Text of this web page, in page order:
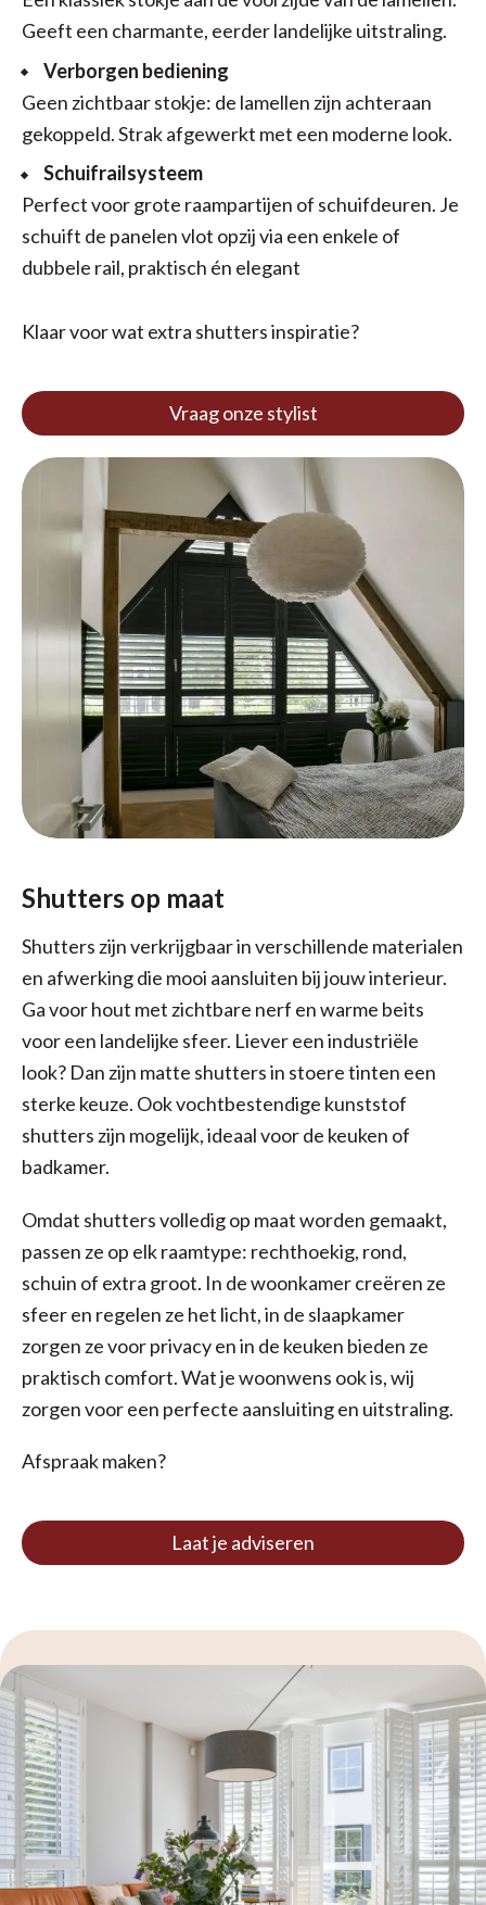
Geeft een charmante, eerder landelijke uitstraling.
Verborgen bediening
Geen zichtbaar stokje: de lamellen zijn achteraan
gekoppeld. Strak afgewerkt met een moderne look.
Schuifrailsysteem
Perfect voor grote raampartijen of schuifdeuren. Je
schuift de panelen vlot opzij via een enkele of
dubbele rail, praktisch én elegant
Klaar voor wat extra shutters inspiratie?
Vraag onze stylist
Shutters op maat
Shutters zijn verkrijgbaar in verschillende materialen
en afwerking die mooi aansluiten bij jouw interieur.
Ga voor hout met zichtbare nerf en warme beits
voor een landelijke sfeer. Liever een industriële
look? Dan zijn matte shutters in stoere tinten een
sterke keuze. Ook vochtbestendige kunststof
shutters zijn mogelijk, ideaal voor de keuken of
badkamer.
Omdat shutters volledig op maat worden gemaakt,
passen ze op elk raamtype: rechthoekig, rond,
schuin of extra groot. In de woonkamer creëren ze
sfeer en regelen ze het licht, in de slaapkamer
zorgen ze voor privacy en in de keuken bieden ze
praktisch comfort. Wat je woonwens ook is, wij
zorgen voor een perfecte aansluiting en uitstraling.
Afspraak maken?
Laat je adviseren